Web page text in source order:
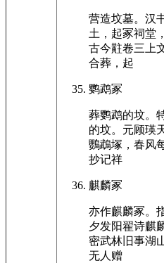
营造坟墓。汉
土，起冢祠堂
古今黈卷三上
合葬，起
鹦鹉冢
葬鹦鹉的坟。
的坟。元顾瑛
鸚鵡塚，春风
抄记祥
麒麟冢
亦作麒麟冢。
夕发阳翟诗麒
密武林旧事湖
无人赠